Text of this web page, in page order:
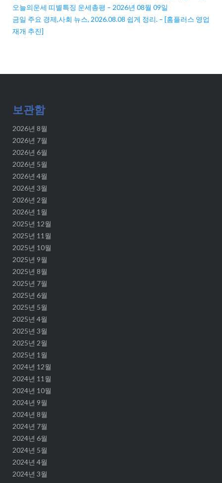
오늘의운세 띠별특징 운세총평 – 2026년 08월 09일
금일 주요 경제,사회 뉴스, 2026.08.08 쉽게 정리. – [홈플러스 영업
재개 추진]
보관함
2026년 8월
2026년 7월
2026년 6월
2026년 5월
2026년 4월
2026년 3월
2026년 2월
2026년 1월
2025년 12월
2025년 11월
2025년 10월
2025년 9월
2025년 8월
2025년 7월
2025년 6월
2025년 5월
2025년 4월
2025년 3월
2025년 2월
2025년 1월
2024년 12월
2024년 11월
2024년 10월
2024년 9월
2024년 8월
2024년 7월
2024년 6월
2024년 5월
2024년 4월
2024년 3월